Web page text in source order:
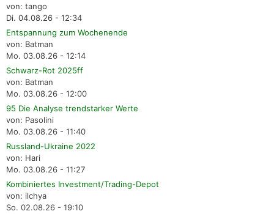
von: tango
Di. 04.08.26 - 12:34
Entspannung zum Wochenende
von: Batman
Mo. 03.08.26 - 12:14
Schwarz-Rot 2025ff
von: Batman
Mo. 03.08.26 - 12:00
95 Die Analyse trendstarker Werte
von: Pasolini
Mo. 03.08.26 - 11:40
Russland-Ukraine 2022
von: Hari
Mo. 03.08.26 - 11:27
Kombiniertes Investment/Trading-Depot
von: ilchya
So. 02.08.26 - 19:10